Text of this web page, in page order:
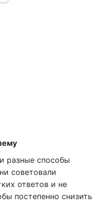
разные способы
советовали
ответов и не
постепенно снизить